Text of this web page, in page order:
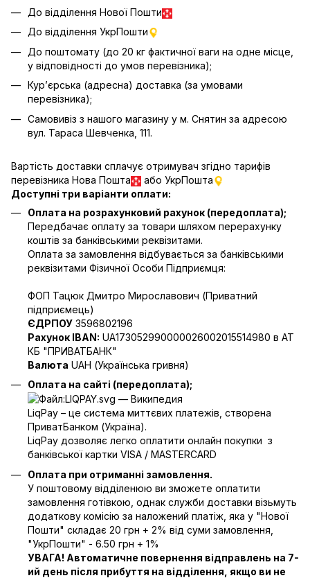
До відділення Нової Пошти
До відділення УкрПошти
До поштомату (до 20 кг фактичної ваги на одне місце,
у відповідності до умов перевізника);
Кур’єрська (адресна) доставка (за умовами
перевізника);
Самовивіз з нашого магазину у м. Снятин за адресою
вул. Тараса Шевченка, 111.
Вартість доставки сплачує отримувач згідно тарифів
перевізника Нова Пошта
або УкрПошта
Доступні три варіанти оплати:
Оплата на розрахунковий рахунок (передоплата);
Передбачає оплату за товари шляхом перерахунку
коштів за банківськими реквізитами.
Оплата за замовлення відбувається за банківськими
реквізитами Фізичної Особи Підприємця:
ФОП Тацюк Дмитро Мирославович (Приватний
пiдприємець)
ЄДРПОУ 3596802196
Рахунок IBAN: UA173052990000026002015514980 в АТ
КБ "ПРИВАТБАНК"
Валюта UAH (Українська гривня)
Оплата на сайті (передоплата);
LiqPay – це система миттєвих платежів, створена
ПриватБанком (Україна).
LiqPay дозволяє легко оплатити онлайн покупки з
банківської картки VISA / MASTERCARD
Оплата при отриманні замовлення.
У поштовому відділенюю ви зможете оплатити
замовлення готівкою, однак служби доставки візьмуть
додаткову комісію за наложений платіж, яка у "Нової
Пошти" складає 20 грн + 2% від суми замовлення,
"УкрПошти" - 6.50 грн + 1%
УВАГА! Автоматичне повернення відправлень на 7-
ий день після прибуття на відділення, якщо ви не